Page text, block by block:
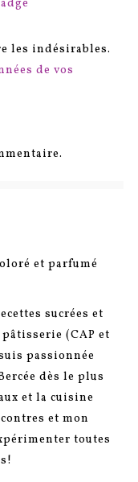
les indésirables.
de vos
et parfumé
sucrées et
(CAP et
passionnée
dès le plus
et la cuisine
et mon
toutes